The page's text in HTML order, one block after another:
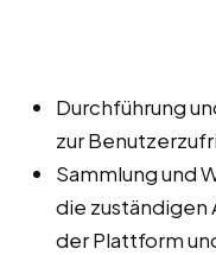
Durchführung
zur
Sammlung und
die zuständigen
der Plattform